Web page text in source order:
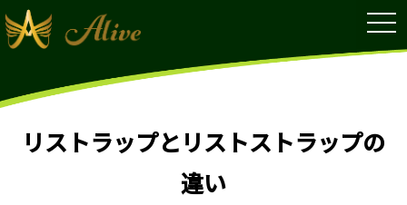
リストラップとリストストラップの
違い